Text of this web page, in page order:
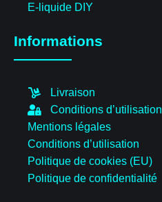
E-liquide DIY
Informations
Livraison
Conditions d’utilisation
Mentions légales
Conditions d’utilisation
Politique de cookies (EU)
Politique de confidentialité